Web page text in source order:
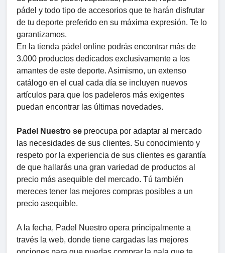
pádel y todo tipo de accesorios que te harán disfrutar
de tu deporte preferido en su máxima expresión. Te lo
garantizamos.
En la tienda pádel online podrás encontrar más de
3.000 productos dedicados exclusivamente a los
amantes de este deporte. Asimismo, un extenso
catálogo en el cual cada día se incluyen nuevos
artículos para que los padeleros más exigentes
puedan encontrar las últimas novedades.
Padel Nuestro se preocupa por adaptar al mercado
las necesidades de sus clientes. Su conocimiento y
respeto por la experiencia de sus clientes es garantía
de que hallarás una gran variedad de productos al
precio más asequible del mercado. Tú también
mereces tener las mejores compras posibles a un
precio asequible.
A la fecha, Padel Nuestro opera principalmente a
través la web, donde tiene cargadas las mejores